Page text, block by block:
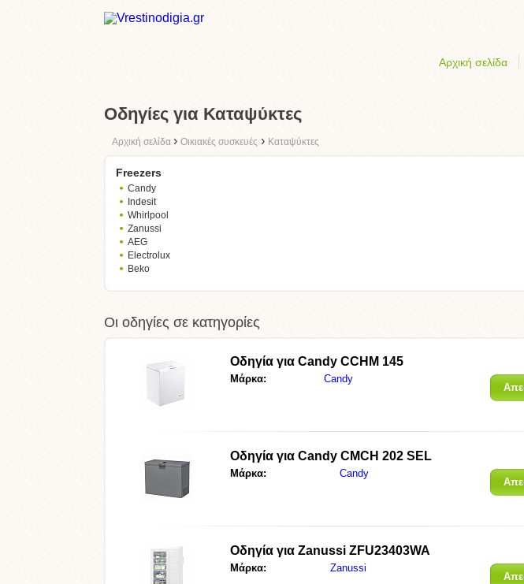
Αρχική σελίδα
Οδηγίες για Καταψύκτες
Αρχική σελίδα › Οικιακές συσκευές › Καταψύκτες
Freezers
Candy
Indesit
Whirlpool
Zanussi
AEG
Electrolux
Beko
Οι οδηγίες σε κατηγορίες
Οδηγία για Candy CCHM 145
Μάρκα: Candy
Οδηγία για Candy CMCH 202 SEL
Μάρκα: Candy
Οδηγία για Zanussi ZFU23403WA
Μάρκα: Zanussi